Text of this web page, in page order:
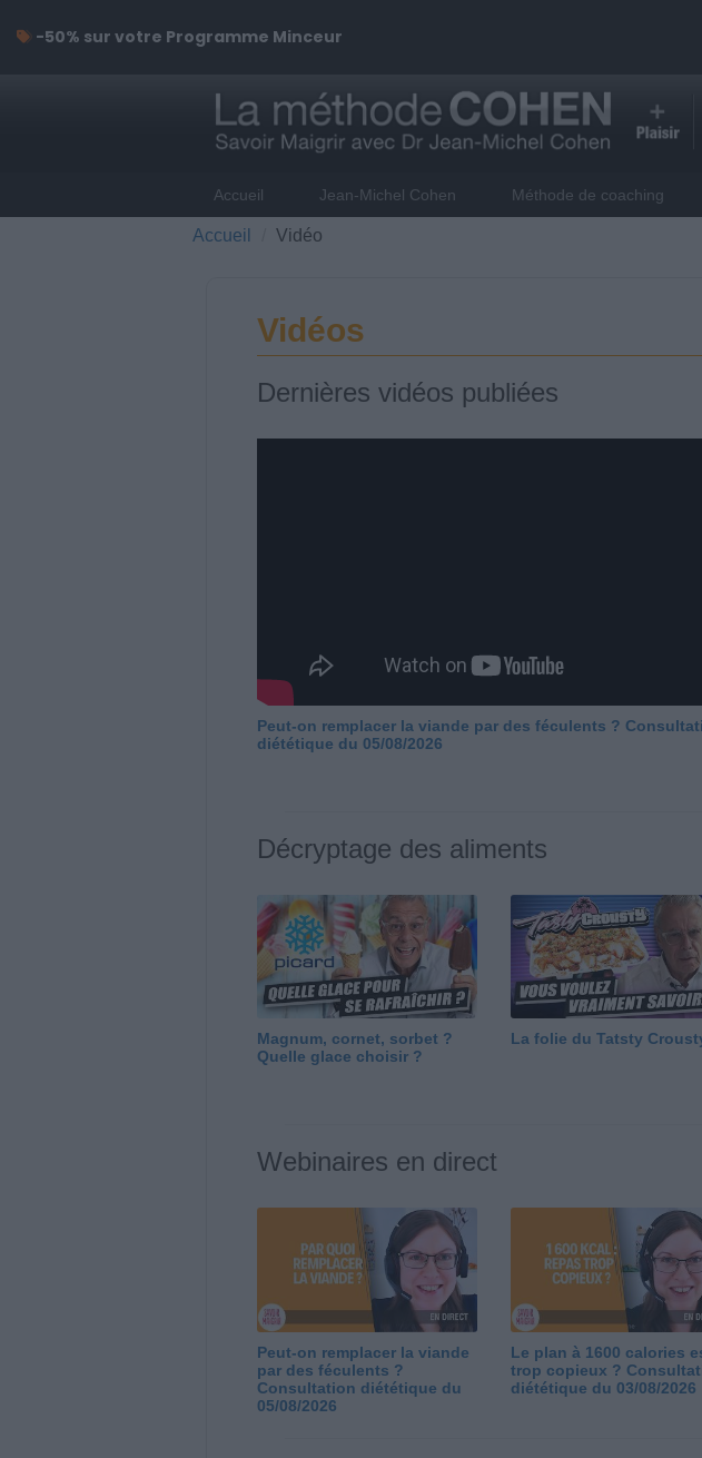
Accueil Jean-Michel Cohen Méthode de coaching
Accueil Vidéo
Vidéos
Dernières vidéos publiées
Peut-on remplacer la viande par des féculents ?
diététique du 05/08/2026
Décryptage des aliments
Magnum, cornet, sorbet ?
Quelle glace choisir ?
La folie du Tatsty
Webinaires en direct
Peut-on remplacer la viande
par des féculents ?
Consultation diététique du
05/08/2026
Le plan à 1600 calories
trop copieux ?
diététique du 03/08/2026
-50% sur votre Programme Minceur